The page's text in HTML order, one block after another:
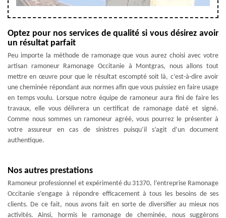
Optez pour nos services de qualité si vous désirez avoir
un résultat parfait
Peu importe la méthode de ramonage que vous aurez choisi avec votre
artisan ramoneur Ramonage Occitanie à Montgras, nous allons tout
mettre en œuvre pour que le résultat escompté soit là, c’est-à-dire avoir
une cheminée répondant aux normes afin que vous puissiez en faire usage
en temps voulu. Lorsque notre équipe de ramoneur aura fini de faire les
travaux, elle vous délivrera un certificat de ramonage daté et signé.
Comme nous sommes un ramoneur agréé, vous pourrez le présenter à
votre assureur en cas de sinistres puisqu’il s’agit d’un document
authentique.
Nos autres prestations
Ramoneur professionnel et expérimenté du 31370, l’entreprise Ramonage
Occitanie s’engage à répondre efficacement à tous les besoins de ses
clients. De ce fait, nous avons fait en sorte de diversifier au mieux nos
activités. Ainsi, hormis le ramonage de cheminée, nous suggérons